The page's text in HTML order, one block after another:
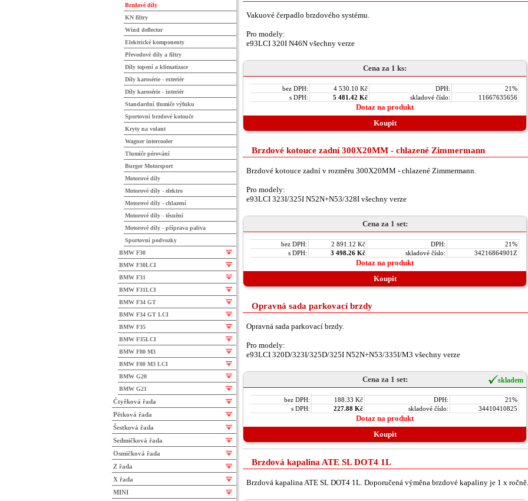
Vakuové čerpadlo brzdového systému.
Pro modely:
e93LCI 320I N46N všechny verze
Cena za 1 ks:
bez DPH: 4 530.10 Kč DPH:
21%
s DPH:
5 481.42 Kč skladové číslo: 11667635656
Dotaz na produkt
Koupit
Brzdové kotouce zadní 300X20MM - chlazené Zimmermann
Brzdové kotouce zadní v rozměru 300X20MM - chlazené Zimmermann.
Pro modely:
e93LCI 323I/325I N52N+N53/328I všechny verze
Cena za 1 set:
bez DPH: 2 891.12 Kč DPH:
21%
s DPH:
3 498.26 Kč skladové číslo: 34216864901Z
Dotaz na produkt
Koupit
Opravná sada parkovací brzdy
Opravná sada parkovací brzdy.
Pro modely:
e93LCI 320D/323I/325D/325I N52N+N53/335I/M3 všechny verze
skladem
Cena za 1 set:
bez DPH: 188.33 Kč DPH:
21%
s DPH:
227.88 Kč skladové číslo: 34410410825
Dotaz na produkt
Koupit
Brzdová kapalina ATE SL DOT4 1L
Brzdová kapalina ATE SL DOT4 1L. Doporučená výměna brzdové kapaliny je 1 x ročně.
Brzdové díly
KN filtry
Wind deflector
Elektrické komponenty
Převodové díly a filtry
Díly topení a klimatizace
Díly karosérie - exteriér
Díly karosérie - interiér
Standardní tlumiče výfuku
Sportovní brzdové kotouče
Kryty na volant
Wagner intercooler
Tlumiče pérování
Burger Motorsport
Motorové díly
Motorové díly - elektro
Motorové díly - chlazení
Motorové díly - těsnění
Motorové díly - příprava paliva
Sportovní podvozky
BMW F30
BMW F30LCI
BMW F31
BMW F31LCI
BMW F34 GT
BMW F34 GT LCI
BMW F35
BMW F35LCI
BMW F80 M3
BMW F80 M3 LCI
BMW G20
BMW G21
Čtyřková řada
Pětková řada
Šestková řada
Sedmičková řada
Osmičková řada
Z řada
X řada
MINI